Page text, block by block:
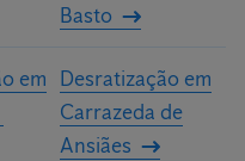
Basto
em Desratização em
Carrazeda de
Ansiães